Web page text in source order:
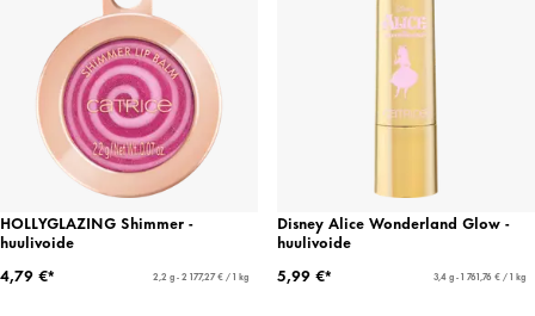
HOLLYGLAZING Shimmer -
huulivoide
4,79 €*
2,2 g - 2 177,27 € / 1 kg
Disney Alice Wonderland Glow -
huulivoide
5,99 €*
3,4 g - 1 761,76 € / 1 kg